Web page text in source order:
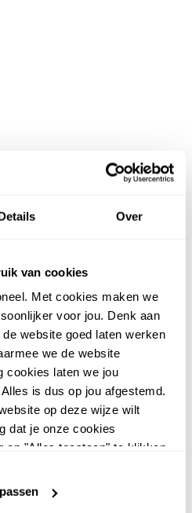
Over
van cookies
Met cookies maken we
voor jou. Denk aan
website goed laten werken
we de website
cookies laten we jou
is dus op jou afgestemd.
op deze wijze wilt
dat je onze cookies
op "Alles toestaan" te klikken.